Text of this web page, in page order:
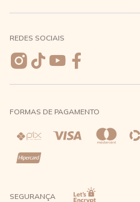
Meus pedidos
Wishlist
Entrega e Frete
Trocas e Devoluções
Direito de Arrependimento
Política de Privacidade
REDES SOCIAIS
FORMAS DE PAGAMENTO
SEGURANÇA